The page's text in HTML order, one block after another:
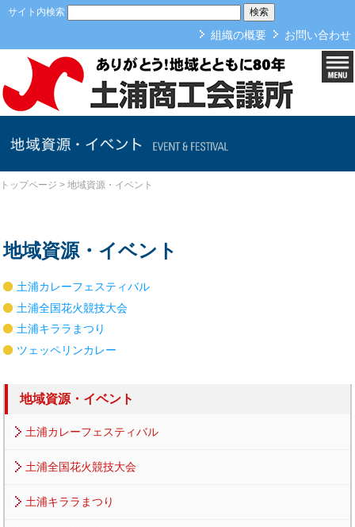
本文へ
サイト内検索
組織の概要 お問い合わせ
地域資源・イベント
トップページ > 地域資源・イベント
地域資源・イベント
土浦カレーフェスティバル
土浦全国花火競技大会
土浦キララまつり
ツェッペリンカレー
地域資源・イベント
土浦カレーフェスティバル
土浦全国花火競技大会
土浦キララまつり